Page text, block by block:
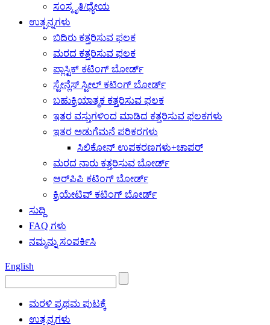
ಸಂಸ್ಕೃತಿ/ಧ್ಯೇಯ
ಉತ್ಪನ್ನಗಳು
ಬಿದಿರು ಕತ್ತರಿಸುವ ಫಲಕ
ಮರದ ಕತ್ತರಿಸುವ ಫಲಕ
ಪ್ಲಾಸ್ಟಿಕ್ ಕಟಿಂಗ್ ಬೋರ್ಡ್
ಸ್ಟೇನ್ಲೆಸ್ ಸ್ಟೀಲ್ ಕಟಿಂಗ್ ಬೋರ್ಡ್
ಬಹುಕ್ರಿಯಾತ್ಮಕ ಕತ್ತರಿಸುವ ಫಲಕ
ಇತರ ವಸ್ತುಗಳಿಂದ ಮಾಡಿದ ಕತ್ತರಿಸುವ ಫಲಕಗಳು
ಇತರ ಅಡುಗೆಮನೆ ಪರಿಕರಗಳು
ಸಿಲಿಕೋನ್ ಉಪಕರಣಗಳು+ಚಾಪರ್
ಮರದ ನಾರು ಕತ್ತರಿಸುವ ಬೋರ್ಡ್
ಆರ್‌ಪಿಪಿ ಕಟಿಂಗ್ ಬೋರ್ಡ್
ಕ್ರಿಯೇಟಿವ್ ಕಟಿಂಗ್ ಬೋರ್ಡ್
ಸುದ್ದಿ
FAQ ಗಳು
ನಮ್ಮನ್ನು ಸಂಪರ್ಕಿಸಿ
English
ಮರಳಿ ಪ್ರಥಮ ಪುಟಕ್ಕೆ
ಉತ್ಪನ್ನಗಳು